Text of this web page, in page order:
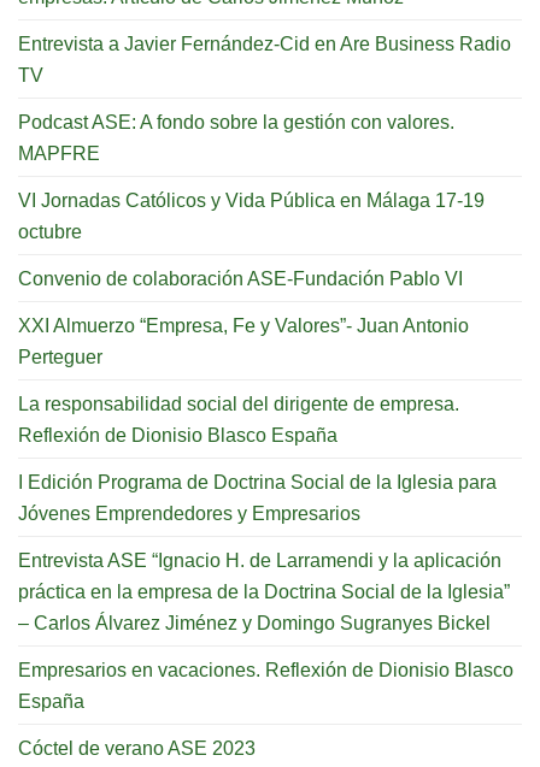
Entrevista a Javier Fernández-Cid en Are Business Radio
TV
Podcast ASE: A fondo sobre la gestión con valores.
MAPFRE
VI Jornadas Católicos y Vida Pública en Málaga 17-19
octubre
Convenio de colaboración ASE-Fundación Pablo VI
XXI Almuerzo “Empresa, Fe y Valores”- Juan Antonio
Perteguer
La responsabilidad social del dirigente de empresa.
Reflexión de Dionisio Blasco España
I Edición Programa de Doctrina Social de la Iglesia para
Jóvenes Emprendedores y Empresarios
Entrevista ASE “Ignacio H. de Larramendi y la aplicación
práctica en la empresa de la Doctrina Social de la Iglesia”
– Carlos Álvarez Jiménez y Domingo Sugranyes Bickel
Empresarios en vacaciones. Reflexión de Dionisio Blasco
España
Cóctel de verano ASE 2023